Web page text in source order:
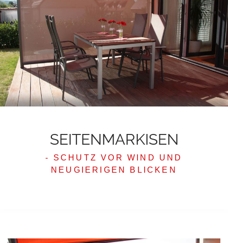
SEITENMARKISEN
- SCHUTZ VOR WIND UND
NEUGIERIGEN BLICKEN